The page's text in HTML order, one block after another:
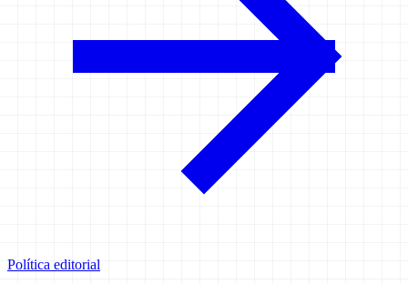
Política editorial